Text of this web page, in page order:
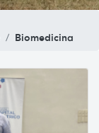
Biomedicina